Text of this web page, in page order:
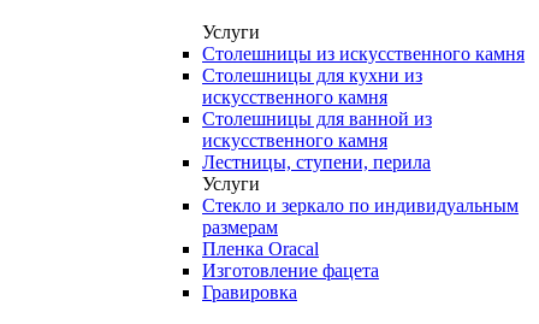
Услуги
Столешницы из искусственного камня
Столешницы для кухни из
искусственного камня
Столешницы для ванной из
искусственного камня
Лестницы, ступени, перила
Услуги
Стекло и зеркало по индивидуальным
размерам
Пленка Oracal
Изготовление фацета
Гравировка